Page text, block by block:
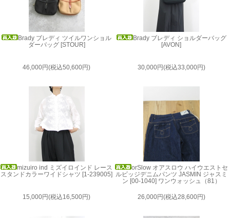
Brady ブレディ ツイルワンショル
ダーバッグ [STOUR]
46,000円(税込50,600円)
Brady ブレディ ショルダーバッグ
[AVON]
30,000円(税込33,000円)
mizuiro ind ミズイロインド レース
スタンドカラーワイドシャツ [1-239005]
15,000円(税込16,500円)
orSlow オアスロウ ハイウエストセ
ルビッジデニムパンツ JASMIN ジャスミ
ン [00-1040] ワンウォッシュ（81）
26,000円(税込28,600円)